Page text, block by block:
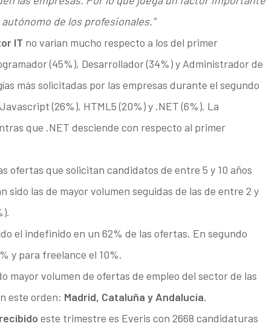
de los profesionales.”
IT no varían mucho respecto a los del primer
(45%), Desarrollador (34%) y Administrador de
más solicitadas por las empresas durante el segundo
(26%), HTML5 (20%) y .NET (6%). La
que .NET desciende con respecto al primer
ofertas que solicitan candidatos de entre 5 y 10 años
sido las de mayor volumen seguidas de las de entre 2 y
el indefinido en un 62% de las ofertas. En segundo
y para freelance el 10%.
mayor volumen de ofertas de empleo del sector de las
este orden: Madrid, Cataluña y Andalucía.
este trimestre es Everis con 2668 candidaturas